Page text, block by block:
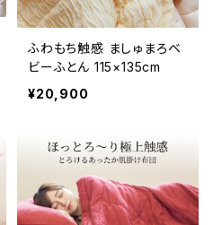
ふわもち触感 ましゅまろベ
ビーふとん 115×135cm
¥20,900